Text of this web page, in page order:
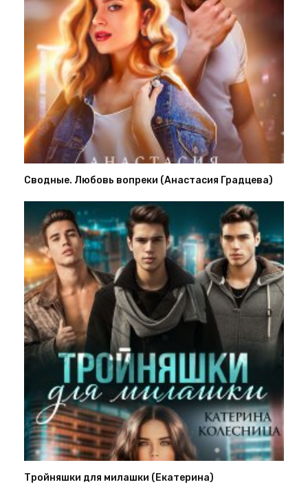
Сводные. Любовь вопреки (Анастасия Градцева)
Тройняшки для милашки (Екатерина)